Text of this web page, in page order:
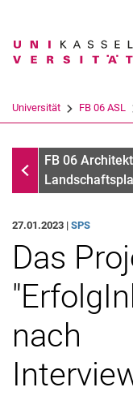
Suchbegriff
Universität FB 06 ASL
Infothek
FB 06
27.01.2023 | SPS
Das
nach